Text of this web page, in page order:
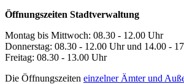
Öffnungszeiten Stadtverwaltung
Montag bis Mittwoch: 08.30 - 12.00 Uhr
Donnerstag: 08.30 - 12.00 Uhr und 14.00 -
Freitag: 08.30 - 13.00 Uhr
Die Öffnungszeiten einzelner Ämter und